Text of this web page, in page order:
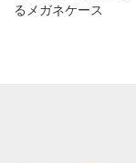
るメガネケース